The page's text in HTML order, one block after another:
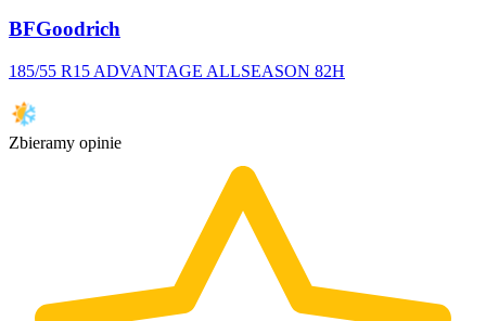
BFGoodrich
185/55 R15 ADVANTAGE ALLSEASON 82H
Zbieramy opinie